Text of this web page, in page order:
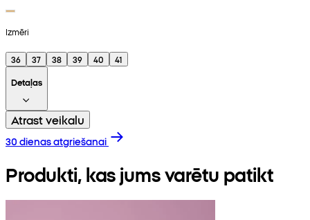
Izmēri
36 37 38 39 40
41
Detaļas
Atrast veikalu
30 dienas atgriešanai
Produkti, kas jums varētu patikt